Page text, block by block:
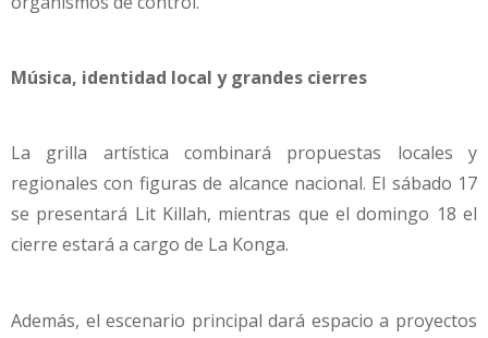
Música, identidad local y grandes cierres
La grilla artística combinará propuestas locales y
regionales con figuras de alcance nacional. El sábado 17
se presentará Lit Killah, mientras que el domingo 18 el
cierre estará a cargo de La Konga.
Además, el escenario principal dará espacio a proyectos